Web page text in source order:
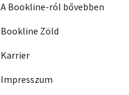
A Bookline-ról bővebben
Bookline Zöld
Karrier
Impresszum